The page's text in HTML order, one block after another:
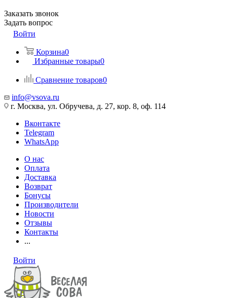
Заказать звонок
Задать вопрос
Войти
Корзина0
Избранные товары0
Сравнение товаров0
info@vsova.ru
г. Москва, ул. Обручева, д. 27, кор. 8, оф. 114
Вконтакте
Telegram
WhatsApp
О нас
Оплата
Доставка
Возврат
Бонусы
Производители
Новости
Отзывы
Контакты
...
Войти